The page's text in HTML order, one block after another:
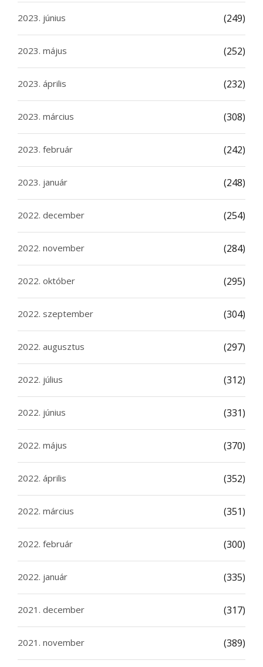
2023. június (249)
2023. május (252)
2023. április (232)
2023. március (308)
2023. február (242)
2023. január (248)
2022. december (254)
2022. november (284)
2022. október (295)
2022. szeptember (304)
2022. augusztus (297)
2022. július (312)
2022. június (331)
2022. május (370)
2022. április (352)
2022. március (351)
2022. február (300)
2022. január (335)
2021. december (317)
2021. november (389)